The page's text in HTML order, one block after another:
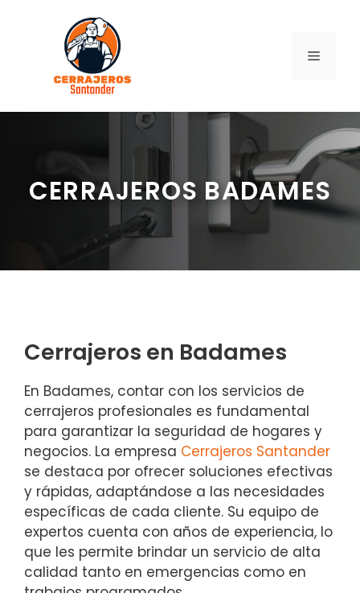
contenido
MENÚ
CERRAJEROS BADAMES
Cerrajeros en Badames
En Badames, contar con los servicios de
cerrajeros profesionales es fundamental
para garantizar la seguridad de hogares y
negocios. La empresa Cerrajeros Santander
se destaca por ofrecer soluciones efectivas
y rápidas, adaptándose a las necesidades
específicas de cada cliente. Su equipo de
expertos cuenta con años de experiencia, lo
que les permite brindar un servicio de alta
calidad tanto en emergencias como en